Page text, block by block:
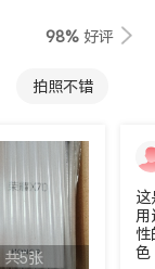
98% 好评
拍照不错
包装不错
共5张
这
用
性
色